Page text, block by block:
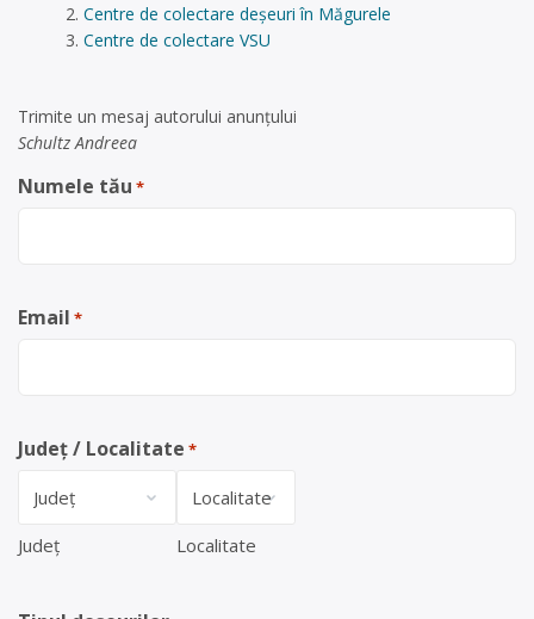
Centre de colectare deșeuri în Măgurele
Centre de colectare VSU
Trimite un mesaj autorului anunţului
Schultz Andreea
Numele tău *
Email *
Județ / Localitate *
Județ Localitate